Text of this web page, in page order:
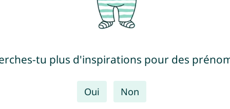
tu plus d'inspirations pour des
Oui Non